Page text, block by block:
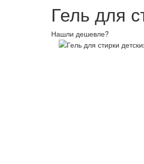
Гель для
Нашли дешевле?